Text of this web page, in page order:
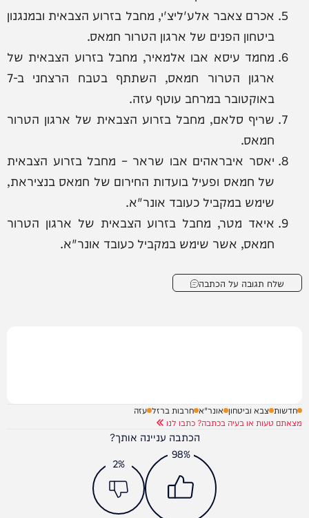
אכרם צאבר אלע'ליצ'י, מחבל בזרוע הצבאית ובמנגנון
ביטחון הפנים של ארגון הטרור חמאס.
מחמד עיסא אבו אלמאיר, מחבל בזרוע הצבאית של
ארגון הטרור חמאס, השתתף בטבח הרצחני ב-7
באוקטובר במרחב עוטף עזה.
שריף סלאם, מחבל בזרוע הצבאית של ארגון הטרור
חמאס.
יאסר איבראהים אבו שראר – מחבל בזרוע הצבאית
של חמאס ופעיל בועדות החירום של חמאס בנציראת,
שימש במקביל כעובד אונר"א.
⁠איאד מטר, מחבל בזרוע הצבאית של ארגון הטרור
חמאס, אשר שימש במקביל כעובד אונר"א.
שלח תגובה על הכתבה
חדשות צבא וביטחון אונר"א חרבות ברזל עזה
מצאתם טעות או בעיה בכתבה? כתבו לנו
הכתבה עניינה אותך?
98%
2%